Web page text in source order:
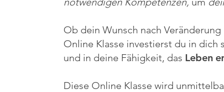
Ob dein Wunsch nach
Online Klasse investierst du in dich
und in deine Fähigkeit, das Leben
Diese Online Klasse wird